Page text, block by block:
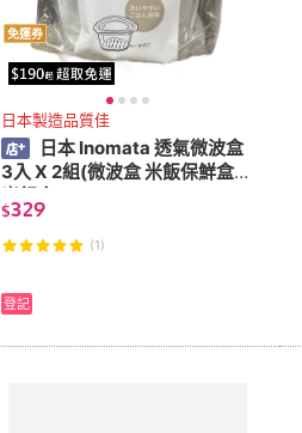
免運券
日本製造品質佳
日本 Inomata 透氣微波盒
3入 X 2組(微波盒 米飯保鮮盒
米飯盒)
$329
(1)
登記